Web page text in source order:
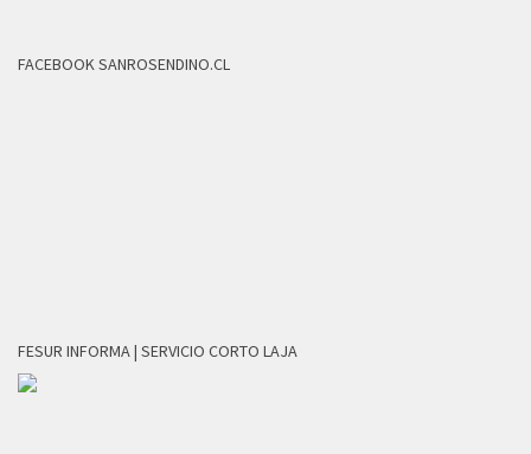
FACEBOOK SANROSENDINO.CL
FESUR INFORMA | SERVICIO CORTO LAJA